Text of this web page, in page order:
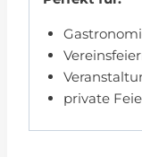
private